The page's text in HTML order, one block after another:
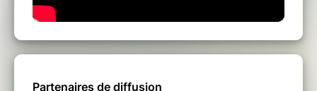
Partenaires de diffusion